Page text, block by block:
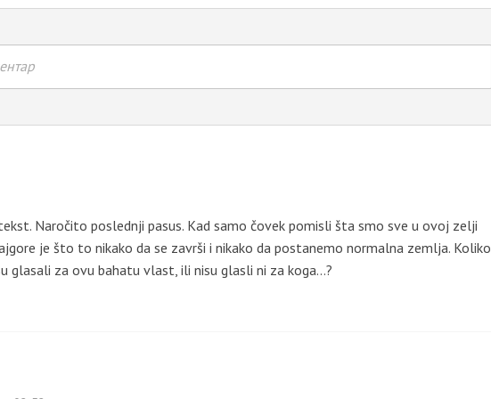
Naročito poslednji pasus. Kad samo čovek pomisli šta smo sve u ovoj zelji
je što to nikako da se završi i nikako da postanemo normalna zemlja.
glasali za ovu bahatu vlast, ili nisu glasli ni za koga…?